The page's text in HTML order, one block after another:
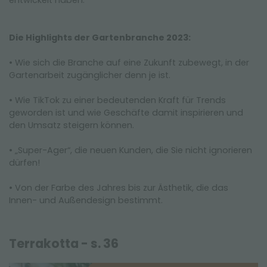
Die Highlights der Gartenbranche 2023:
• Wie sich die Branche auf eine Zukunft zubewegt, in der
Gartenarbeit zugänglicher denn je ist.
• Wie TikTok zu einer bedeutenden Kraft für Trends
geworden ist und wie Geschäfte damit inspirieren und
den Umsatz steigern können.
• „Super-Ager“, die neuen Kunden, die Sie nicht ignorieren
dürfen!
• Von der Farbe des Jahres bis zur Ästhetik, die das
Innen- und Außendesign bestimmt.
Terrakotta - s. 36